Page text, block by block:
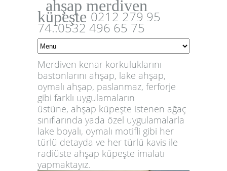
ahşap merdiven
küpeşte0212 279 95
74..0532 496 65 75
Merdiven kenar korkuluklarını
bastonlarını ahşap, lake ahşap,
oymalı ahşap, paslanmaz, ferforje
gibi farklı uygulamaların
üstüne, ahşap küpeşte istenen ağaç
sınıflarında yada özel uygulamalarla
lake boyalı, oymalı motifli gibi her
türlü detayda ve her türlü kavis ile
radiüste ahşap küpeşte imalatı
yapmaktayız.